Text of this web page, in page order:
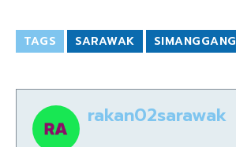
TAGS SARAWAK SIMANGGANG
rakan02sarawak